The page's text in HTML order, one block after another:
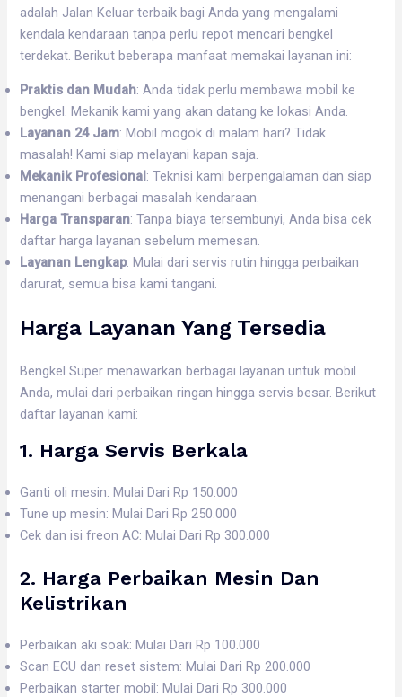
adalah Jalan Keluar terbaik bagi Anda yang mengalami
kendala kendaraan tanpa perlu repot mencari bengkel
terdekat. Berikut beberapa manfaat memakai layanan ini:
Praktis dan Mudah: Anda tidak perlu membawa mobil ke
bengkel. Mekanik kami yang akan datang ke lokasi Anda.
Layanan 24 Jam: Mobil mogok di malam hari? Tidak
masalah! Kami siap melayani kapan saja.
Mekanik Profesional : Teknisi kami berpengalaman dan siap
menangani berbagai masalah kendaraan.
Harga Transparan: Tanpa biaya tersembunyi, Anda bisa cek
daftar harga layanan sebelum memesan.
Layanan Lengkap: Mulai dari servis rutin hingga perbaikan
darurat, semua bisa kami tangani.
Harga Layanan Yang Tersedia
Bengkel Super menawarkan berbagai layanan untuk mobil
Anda, mulai dari perbaikan ringan hingga servis besar. Berikut
daftar layanan kami:
1. HargaServis Berkala
Ganti oli mesin: Mulai Dari Rp 150.000
Tune up mesin: Mulai Dari Rp 250.000
Cek dan isi freon AC: Mulai Dari Rp 300.000
2. Harga Perbaikan Mesin Dan
Kelistrikan
Perbaikan aki soak: Mulai Dari Rp 100.000
Scan ECU dan reset sistem: Mulai Dari Rp 200.000
Perbaikan starter mobil: Mulai Dari Rp 300.000